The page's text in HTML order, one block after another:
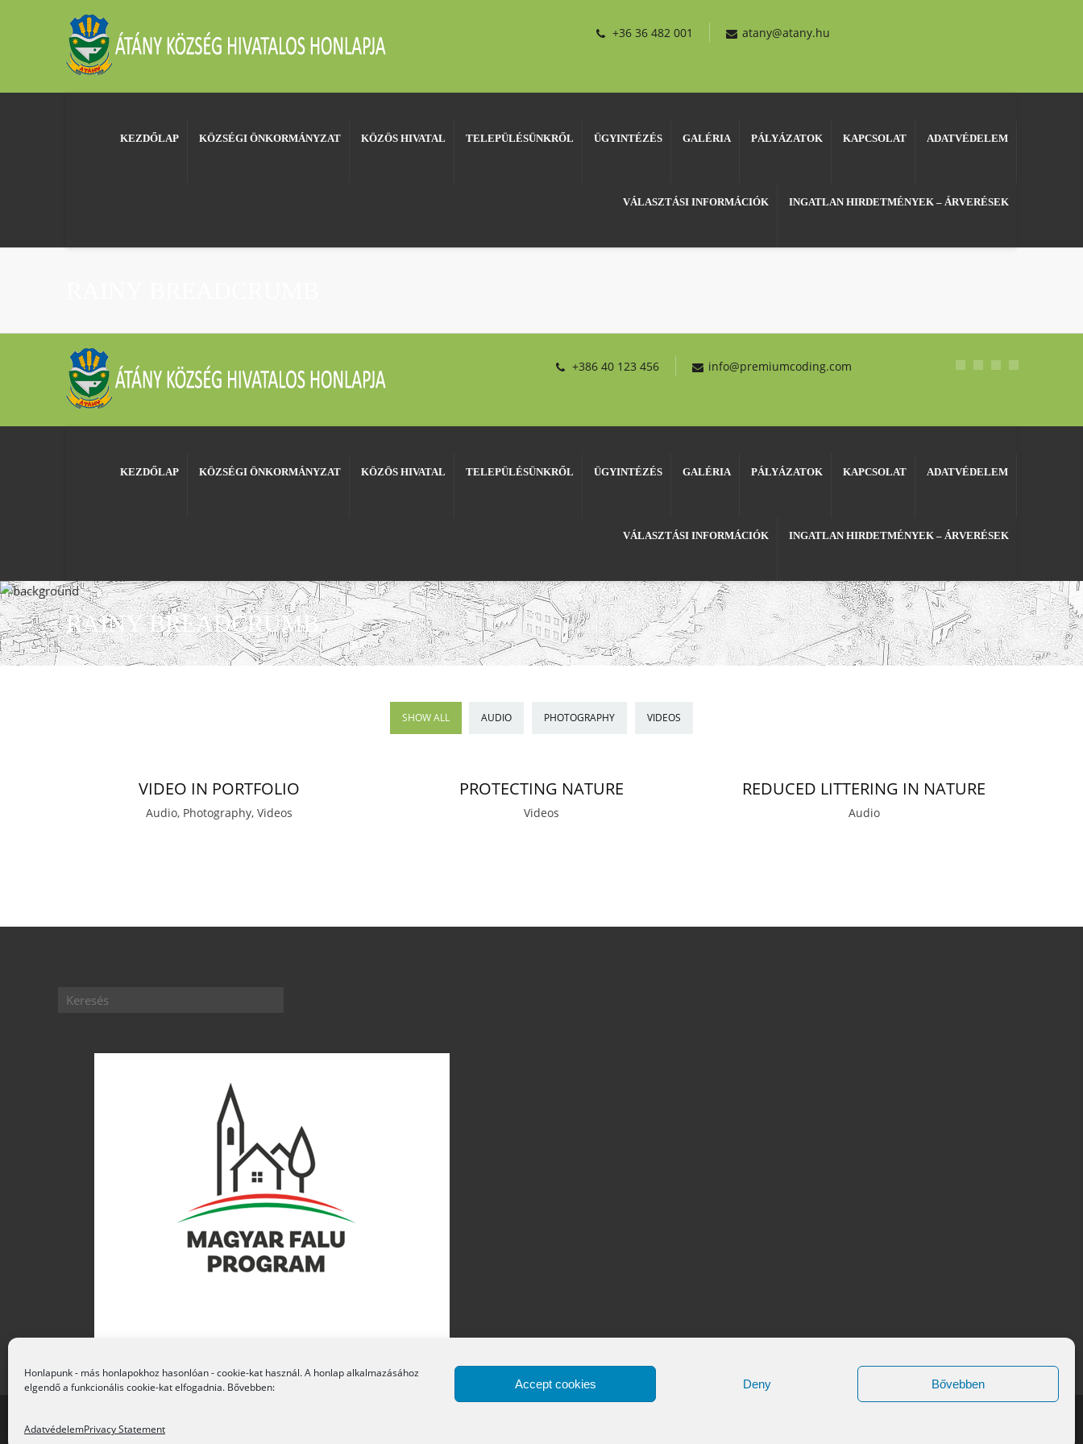
Honlapunk - más honlapokhoz hasonlóan - cookie-kat használ. A honlap alkalmazásához
elgendő a funkcionális cookie-kat elfogadnia. Bővebben:
Accept cookies Deny Bővebben
AdatvédelemPrivacy Statement
+36 36 482 001 atany@atany.hu
KEZDŐLAP KÖZSÉGI ÖNKORMÁNYZAT KÖZÖS HIVATAL TELEPÜLÉSÜNKRŐL ÜGYINTÉZÉS GALÉRIA PÁLYÁZATOK KAPCSOLAT ADATVÉDELEM
VÁLASZTÁSI INFORMÁCIÓK INGATLAN HIRDETMÉNYEK – ÁRVERÉSEK
+386 40 123 456 info@premiumcoding.com
KEZDŐLAP KÖZSÉGI ÖNKORMÁNYZAT KÖZÖS HIVATAL TELEPÜLÉSÜNKRŐL ÜGYINTÉZÉS GALÉRIA PÁLYÁZATOK KAPCSOLAT ADATVÉDELEM
VÁLASZTÁSI INFORMÁCIÓK INGATLAN HIRDETMÉNYEK – ÁRVERÉSEK
RAINY BREADCRUMB
SHOW ALL AUDIO PHOTOGRAPHY VIDEOS
VIDEO IN PORTFOLIO
Audio, Photography, Videos
PROTECTING NATURE
Videos
REDUCED LITTERING IN NATURE
Audio